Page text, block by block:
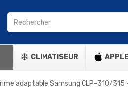
CLIMATISEUR APPLE
adaptable Samsung CLP-310/315